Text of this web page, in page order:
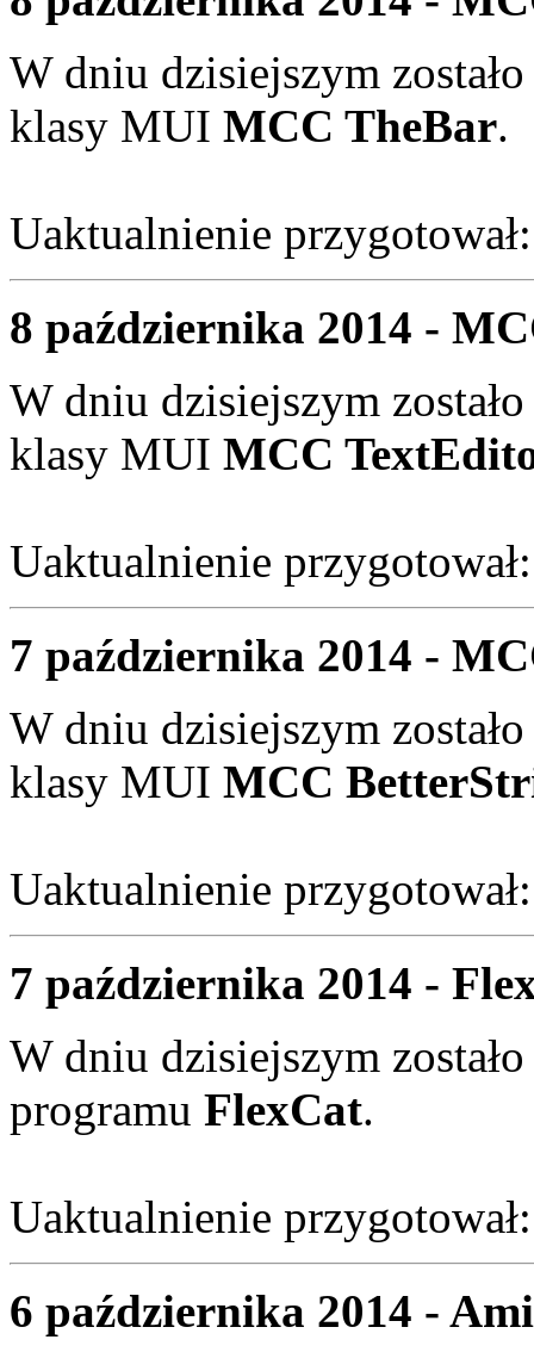
W dniu dzisiejszym
klasy MUI MCC TheBar.
Uaktualnienie
8 października 2014 -
W dniu dzisiejszym
klasy MUI MCC
Uaktualnienie
7 października 2014 -
W dniu dzisiejszym
klasy MUI MCC
Uaktualnienie
7 października 2014 -
W dniu dzisiejszym
programu FlexCat.
Uaktualnienie
6 października 2014 -